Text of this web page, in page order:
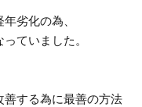
劣化の為、
ていました。
善する為に最善の方法